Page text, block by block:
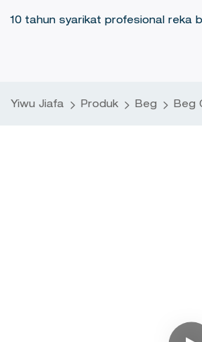
10 tahun syarikat profesional reka
Yiwu Jiafa Produk Beg Beg